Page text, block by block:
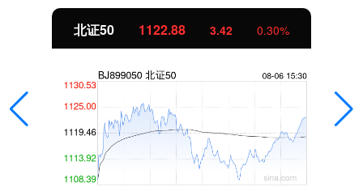
北证50 1122.88 3.42 0.30%